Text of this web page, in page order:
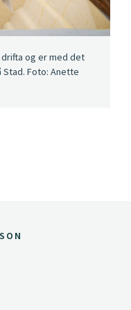
og er med det
Foto: Anette